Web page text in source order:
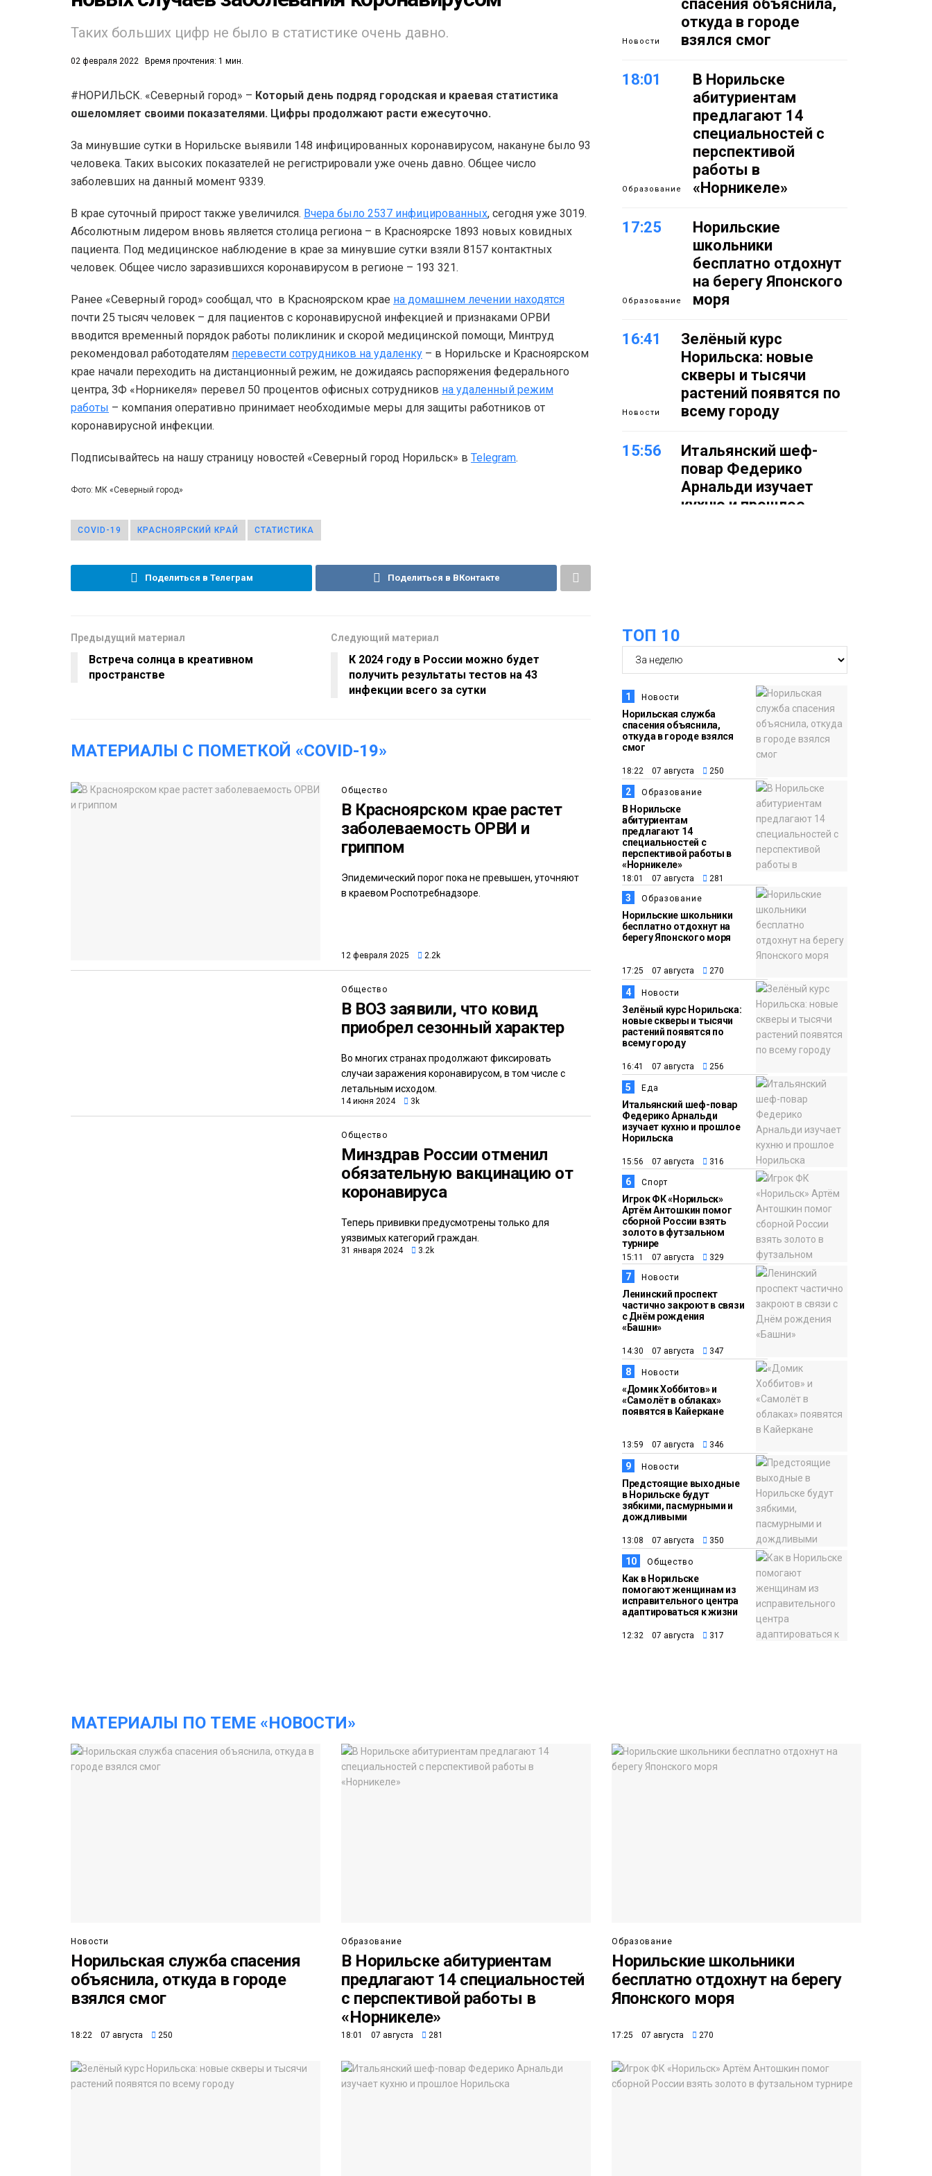
Таких больших цифр не было в статистике очень давно.
02 февраля 2022 Время прочтения: 1 мин.
#НОРИЛЬСК. «Северный город» – Который день подряд городская и краевая статистика
ошеломляет своими показателями. Цифры продолжают расти ежесуточно.
За минувшие сутки в Норильске выявили 148 инфицированных коронавирусом, накануне было 93
человека. Таких высоких показателей не регистрировали уже очень давно. Общее число
заболевших на данный момент 9339.
В крае суточный прирост также увеличился. Вчера было 2537 инфицированных, сегодня уже 3019.
Абсолютным лидером вновь является столица региона – в Красноярске 1893 новых ковидных
пациента. Под медицинское наблюдение в крае за минувшие сутки взяли 8157 контактных
человек. Общее число заразившихся коронавирусом в регионе – 193 321.
Ранее «Северный город» сообщал, что в Красноярском крае на домашнем лечении находятся
почти 25 тысяч человек – для пациентов с коронавирусной инфекцией и признаками ОРВИ
вводится временный порядок работы поликлиник и скорой медицинской помощи, Минтруд
рекомендовал работодателям перевести сотрудников на удаленку – в Норильске и Красноярском
крае начали переходить на дистанционный режим, не дожидаясь распоряжения федерального
центра, ЗФ «Норникеля» перевел 50 процентов офисных сотрудников на удаленный режим
работы – компания оперативно принимает необходимые меры для защиты работников от
коронавирусной инфекции.
Подписывайтесь на нашу страницу новостей «Северный город Норильск» в Telegram.
Фото: МК «Северный город»
COVID-19 КРАСНОЯРСКИЙ КРАЙ СТАТИСТИКА
Поделиться в Телеграм Поделиться в ВКонтакте
Предыдущий материал
Встреча солнца в креативном
пространстве
Следующий материал
К 2024 году в России можно будет
получить результаты тестов на 43
инфекции всего за сутки
МАТЕРИАЛЫ С ПОМЕТКОЙ «COVID-19»
Общество
В Красноярском крае растет
заболеваемость ОРВИ и
гриппом
Эпидемический порог пока не превышен, уточняют
в краевом Роспотребнадзоре.
12 февраля 2025 2.2k
Общество
В ВОЗ заявили, что ковид
приобрел сезонный характер
Во многих странах продолжают фиксировать
случаи заражения коронавирусом, в том числе с
летальным исходом.
14 июня 2024 3k
Общество
Минздрав России отменил
обязательную вакцинацию от
коронавируса
Теперь прививки предусмотрены только для
уязвимых категорий граждан.
31 января 2024 3.2k
Новости
спасения объяснила,
откуда в городе
взялся смог
18:01
Образование
В Норильске
абитуриентам
предлагают 14
специальностей с
перспективой
работы в
«Норникеле»
17:25
Образование
Норильские
школьники
бесплатно отдохнут
на берегу Японского
моря
16:41
Новости
Зелёный курс
Норильска: новые
скверы и тысячи
растений появятся по
всему городу
15:56
Итальянский шеф-
повар Федерико
Арнальди изучает
кухню и прошлое
Спорт
14:30
Новости
Ленинский проспект
частично закроют в
связи с Днём
рождения «Башни»
13:59
Новости
«Домик Хоббитов» и
«Самолёт в облаках»
появятся в Кайеркане
13:08
Новости
Предстоящие
выходные в
Норильске будут
зябкими, пасмурными
и дождливыми
Общество
Как в Норильске
помогают женщинам
из исправительного
центра
адаптироваться к
жизни
ТОП 10
1 Новости
Норильская служба
спасения объяснила,
откуда в городе взялся
смог
18:22 07 августа 250
2 Образование
В Норильске
абитуриентам
предлагают 14
специальностей с
перспективой работы в
«Норникеле»
18:01 07 августа 281
3 Образование
Норильские школьники
бесплатно отдохнут на
берегу Японского моря
17:25 07 августа 270
4 Новости
Зелёный курс Норильска:
новые скверы и тысячи
растений появятся по
всему городу
16:41 07 августа 256
5 Еда
Итальянский шеф-повар
Федерико Арнальди
изучает кухню и прошлое
Норильска
15:56 07 августа 316
6 Спорт
Игрок ФК «Норильск»
Артём Антошкин помог
сборной России взять
золото в футзальном
турнире
15:11 07 августа 329
7 Новости
Ленинский проспект
частично закроют в связи
с Днём рождения
«Башни»
14:30 07 августа 347
8 Новости
«Домик Хоббитов» и
«Самолёт в облаках»
появятся в Кайеркане
13:59 07 августа 346
9 Новости
Предстоящие выходные
в Норильске будут
зябкими, пасмурными и
дождливыми
13:08 07 августа 350
10 Общество
Как в Норильске
помогают женщинам из
исправительного центра
адаптироваться к жизни
12:32 07 августа 317
МАТЕРИАЛЫ ПО ТЕМЕ «НОВОСТИ»
Новости
Норильская служба спасения
объяснила, откуда в городе
взялся смог
18:22 07 августа 250
Образование
В Норильске абитуриентам
предлагают 14 специальностей
с перспективой работы в
«Норникеле»
18:01 07 августа 281
Образование
Норильские школьники
бесплатно отдохнут на берегу
Японского моря
17:25 07 августа 270